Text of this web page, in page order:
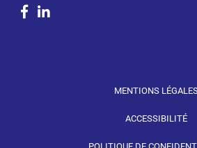
Facebook
Linkedin
MENTIONS
ACCESSIBILITÉ